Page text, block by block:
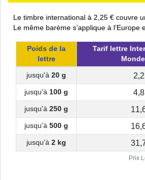
Le timbre international à 2,25 € couvre
Le même barème s’applique à l’Europe
Prix
Poids de la
lettre
Tarif lettre
jusqu'à 20 g
jusqu'à 100 g
jusqu'à 250 g
jusqu'à 500 g
jusqu'à 2 kg